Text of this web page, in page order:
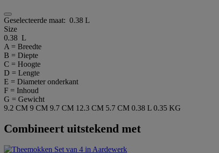
Geselecteerde maat: 0.38 L
Size
0.38 L
A = Breedte
B = Diepte
C = Hoogte
D = Lengte
E = Diameter onderkant
F = Inhoud
G = Gewicht
9.2 CM 9 CM 9.7 CM 12.3 CM 5.7 CM 0.38 L 0.35 KG
Combineert uitstekend met